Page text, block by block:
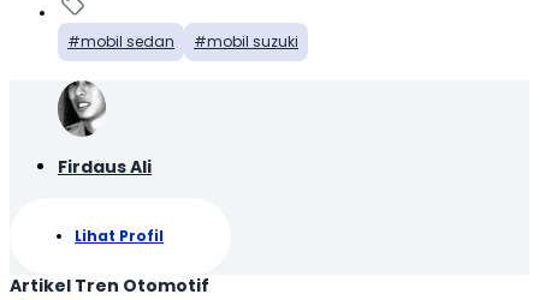
mobil sedan mobil suzuki
Firdaus Ali
Lihat Profil
Artikel Tren Otomotif